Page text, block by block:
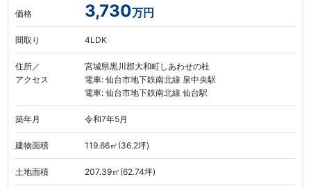
価格 3,730万円
間取り 4LDK
住所／
アクセス
宮城県黒川郡大和町しあわせの杜
電車: 仙台市地下鉄南北線 泉中央駅
電車: 仙台市地下鉄南北線 仙台駅
築年月 令和7年5月
建物面積 119.66㎡(36.2坪)
土地面積 207.39㎡(62.74坪)